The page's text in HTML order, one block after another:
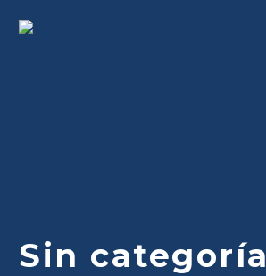
Sin categoría